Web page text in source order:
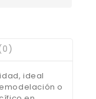
ideal
o